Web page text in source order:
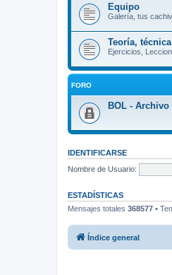
Equipo
Galería, tus
Teoría,
Ejercicios,
FORO
BOL -
IDENTIFICARSE
Nombre de Usuario:
ESTADÍSTICAS
Mensajes totales 368577 •
Índice general